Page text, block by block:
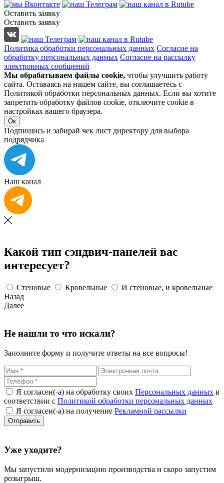
Оставить заявку
Оставить заявку
Политика обработки персональных данных Согласие на
обработку персональных данных Согласие на рассылку
электронных сообщений
Мы обрабатываем файлы cookie, чтобы улучшить работу
сайта. Оставаясь на нашем сайте, вы соглашаетесь с
Политикой обработки персональных данных. Если вы хотите
запретить обработку файлов cookie, отключите cookie в
настройках вашего браузера.
Ок
Подпишись и забирай чек лист директору для выбора
подрядчика
Наш канал
Какой тип сэндвич-панелей вас
интересует?
Стеновые Кровельные
И стеновые, и кровельные
Назад
Далее
Не нашли то что искали?
Заполните форму и получите ответы на все вопросы!
Я согласен(-а) на обработку своих Персональных данных в
соответствии с Политикой обработки персональных данных
Я согласен(-а) на получение Рекламной рассылки
Уже уходите?
Мы запустили модернизацию производства и скоро запустим
розыгрыш.